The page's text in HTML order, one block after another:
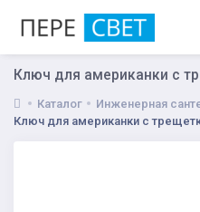
Ключ для американки с
Каталог Инженерная
Ключ для американки с